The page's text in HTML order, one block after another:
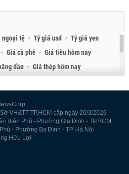
ngoại tệ Tỷ giá usd
Tỷ giá yen
Giá cà phê
Giá tiêu hôm nay
dầu
Giá thép hôm nay
VH&TT TP.HCM cấp ngày 20/3/2026
Biên Phủ - Phường Gia Định - TP.HCM
- Phường Ba Đình - TP. Hà Nội
Hữu Lợi